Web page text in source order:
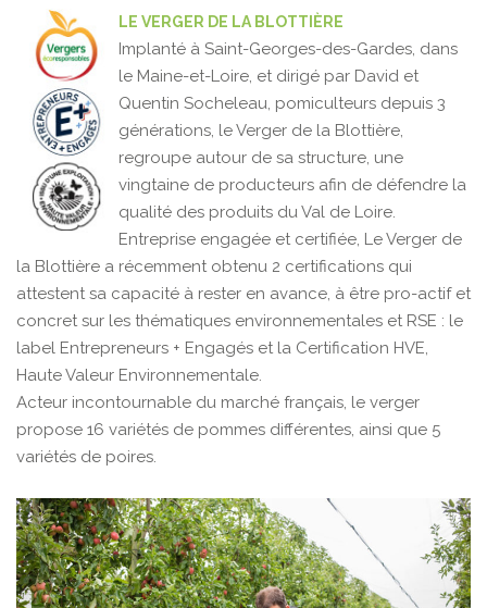
LE VERGER DE LA BLOTTIÈRE
Implanté à Saint-Georges-des-Gardes, dans
le Maine-et-Loire, et dirigé par David et
Quentin Socheleau, pomiculteurs depuis 3
générations, le Verger de la Blottière,
regroupe autour de sa structure, une
vingtaine de producteurs afin de défendre la
qualité des produits du Val de Loire.
Entreprise engagée et certifiée, Le Verger de
la Blottière a récemment obtenu 2 certifications qui
attestent sa capacité à rester en avance, à être pro-actif et
concret sur les thématiques environnementales et RSE : le
label Entrepreneurs + Engagés et la Certification HVE,
Haute Valeur Environnementale.
Acteur incontournable du marché français, le verger
propose 16 variétés de pommes différentes, ainsi que 5
variétés de poires.